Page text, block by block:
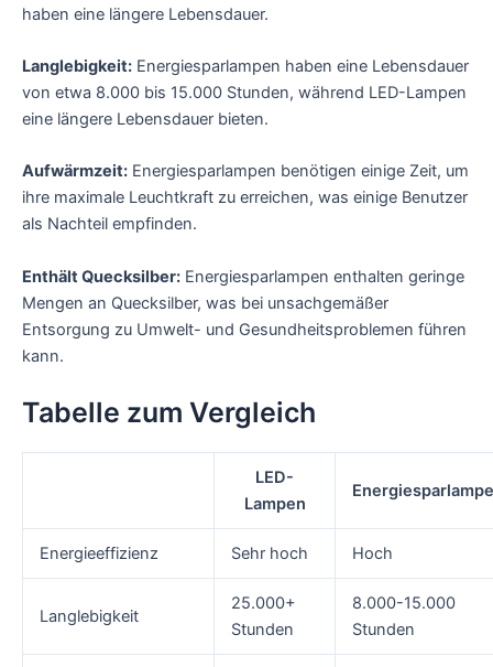
haben eine längere Lebensdauer.
Langlebigkeit: Energiesparlampen haben eine Lebensdauer
von etwa 8.000 bis 15.000 Stunden, während LED-Lampen
eine längere Lebensdauer bieten.
Aufwärmzeit: Energiesparlampen benötigen einige Zeit, um
ihre maximale Leuchtkraft zu erreichen, was einige Benutzer
als Nachteil empfinden.
Enthält Quecksilber: Energiesparlampen enthalten geringe
Mengen an Quecksilber, was bei unsachgemäßer
Entsorgung zu Umwelt- und Gesundheitsproblemen führen
kann.
Tabelle zum Vergleich
LED-
Lampen
Energieeffizienz Sehr hoch Hoch
Langlebigkeit
25.000+
Stunden
8.000-15.000
Stunden